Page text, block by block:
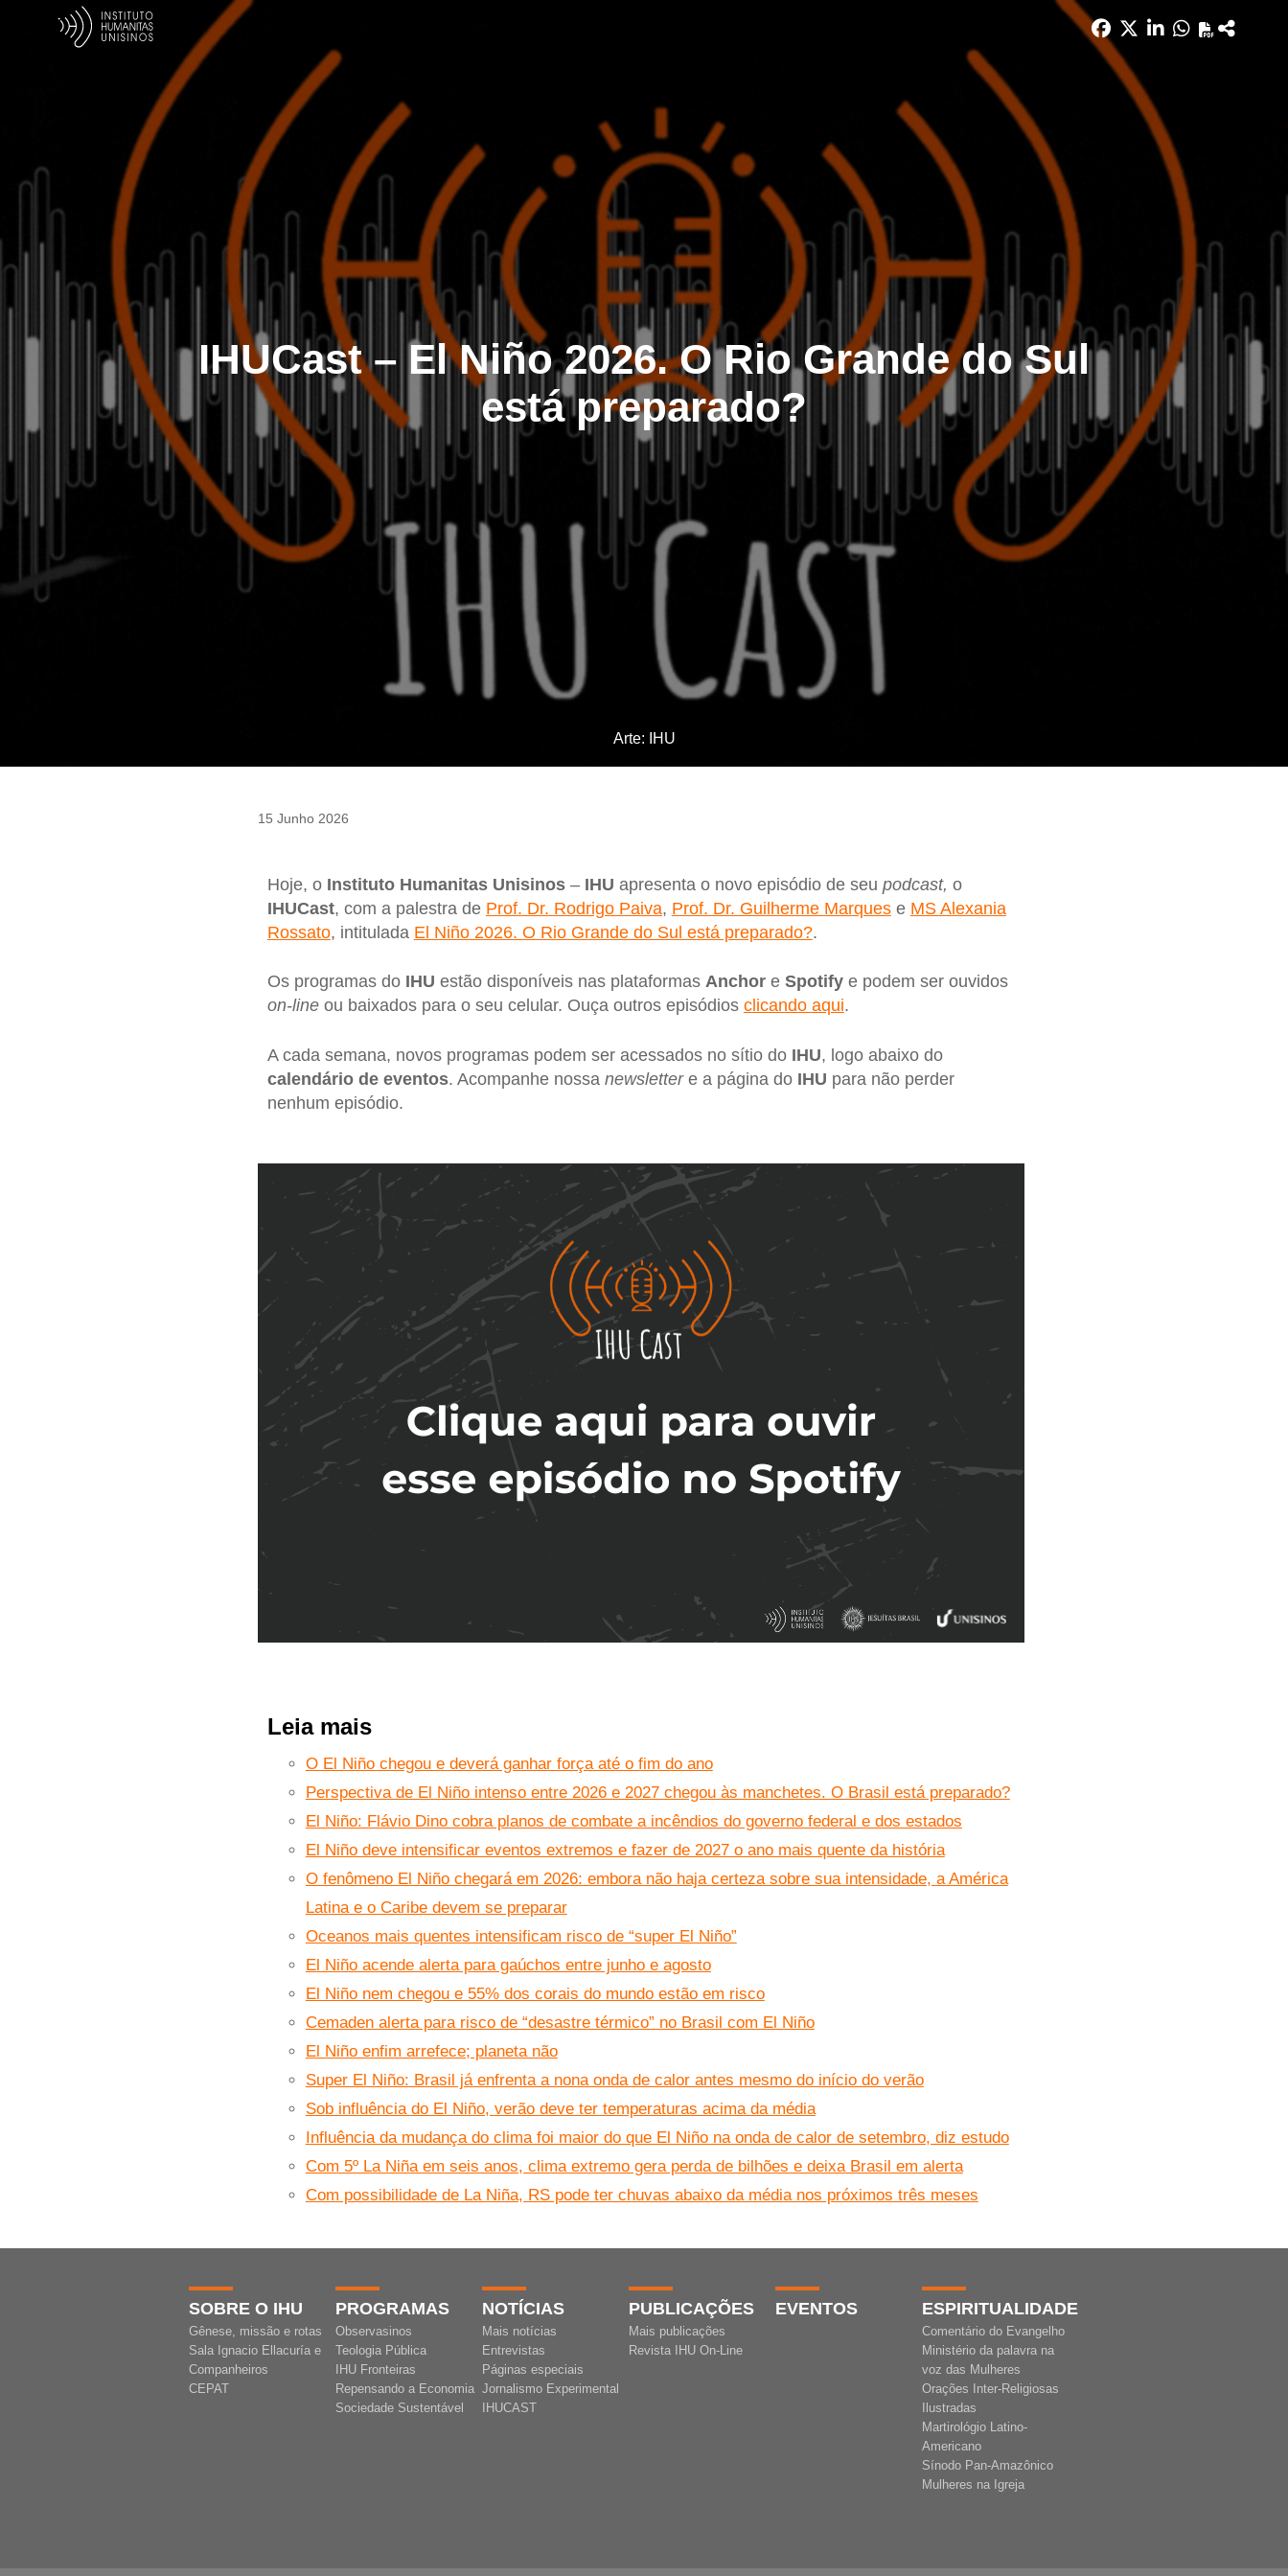
IHUCast – El Niño 2026. O Rio Grande do Sul
está preparado?
Arte: IHU
15 Junho 2026
Hoje, o Instituto Humanitas Unisinos– IHU apresenta o novo episódio de seu podcast, o
IHUCast, com a palestra de Prof. Dr. Rodrigo Paiva, Prof. Dr. Guilherme Marquese MS Alexania
Rossato, intitulada El Niño 2026. O Rio Grande do Sul está preparado?.
Os programas do IHU estão disponíveis nas plataformas Anchore Spotifye podem ser ouvidos
on-lineou baixados para o seu celular. Ouça outros episódios clicando aqui.
A cada semana, novos programas podem ser acessados no sítio do IHU, logo abaixo do
calendário de eventos. Acompanhe nossa newslettere a página do IHU para não perder
nenhum episódio.
Leia mais
O El Niño chegou e deverá ganhar força até o fim do ano
Perspectiva de El Niño intenso entre 2026 e 2027 chegou às manchetes. O Brasil está preparado?
El Niño: Flávio Dino cobra planos de combate a incêndios do governo federal e dos estados
El Niño deve intensificar eventos extremos e fazer de 2027 o ano mais quente da história
O fenômeno El Niño chegará em 2026: embora não haja certeza sobre sua intensidade, a América
Latina e o Caribe devem se preparar
Oceanos mais quentes intensificam risco de “super El Niño”
El Niño acende alerta para gaúchos entre junho e agosto
El Niño nem chegou e 55% dos corais do mundo estão em risco
Cemaden alerta para risco de “desastre térmico” no Brasil com El Niño
El Niño enfim arrefece; planeta não
Super El Niño: Brasil já enfrenta a nona onda de calor antes mesmo do início do verão
Sob influência do El Niño, verão deve ter temperaturas acima da média
Influência da mudança do clima foi maior do que El Niño na onda de calor de setembro, diz estudo
Com 5º La Niña em seis anos, clima extremo gera perda de bilhões e deixa Brasil em alerta
Com possibilidade de La Niña, RS pode ter chuvas abaixo da média nos próximos três meses
SOBRE O IHU
Gênese, missão e rotas
Sala Ignacio Ellacuría e
Companheiros
CEPAT
PROGRAMAS
Observasinos
Teologia Pública
IHU Fronteiras
Repensando a Economia
Sociedade Sustentável
NOTÍCIAS
Mais notícias
Entrevistas
Páginas especiais
Jornalismo Experimental
IHUCAST
PUBLICAÇÕES
Mais publicações
Revista IHU On-Line
EVENTOS ESPIRITUALIDADE
Comentário do Evangelho
Ministério da palavra na
voz das Mulheres
Orações Inter-Religiosas
Ilustradas
Martirológio Latino-
Americano
Sínodo Pan-Amazônico
Mulheres na Igreja